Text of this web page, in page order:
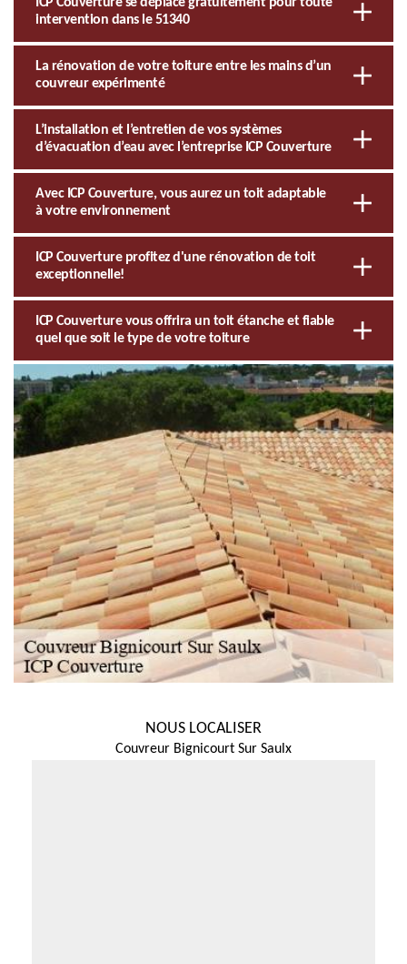
intervention dans le 51340
La rénovation de votre toiture entre les mains d’un
couvreur expérimenté
L’installation et l’entretien de vos systèmes
d’évacuation d’eau avec l’entreprise ICP Couverture
Avec ICP Couverture, vous aurez un toit adaptable
à votre environnement
ICP Couverture profitez d'une rénovation de toit
exceptionnelle!
ICP Couverture vous offrira un toit étanche et fiable
quel que soit le type de votre toiture
NOUS LOCALISER
Couvreur Bignicourt Sur Saulx